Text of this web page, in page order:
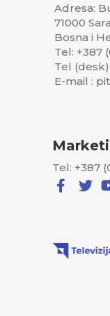
Adresa:
71000
Bosna i
Tel: +387
Tel
E-mail :
Tel: +387